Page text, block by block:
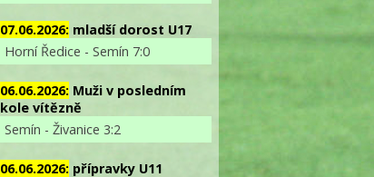
07.06.2026: mladší dorost U17
Horní Ředice - Semín 7:0
06.06.2026: Muži v posledním
kole vítězně
Semín - Živanice 3:2
06.06.2026: přípravky U11